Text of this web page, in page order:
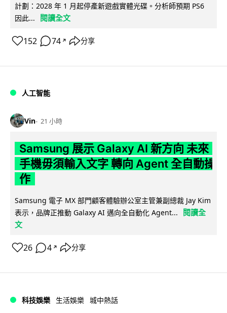
計劃：2028 年 1 月起停產新遊戲實體光碟。分析師預期 PS6
因此...
閱讀全文
152 74 ↗ 分享
人工智能
Vin 21 小時
Samsung 展示 Galaxy AI 新方向 未來
手機毋須輸入文字 轉向 Agent 全自動操
作
Samsung 電子 MX 部門顧客體驗辦公室主管兼副總裁 Jay Kim
表示，品牌正推動 Galaxy AI 邁向全自動化 Agent...
閱讀全
文
26 4 ↗ 分享
科技娛樂 生活娛樂 城中熱話